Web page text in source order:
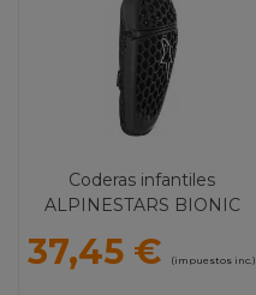
Coderas infantiles
ALPINESTARS BIONIC
37,45 € (impuestos inc.)